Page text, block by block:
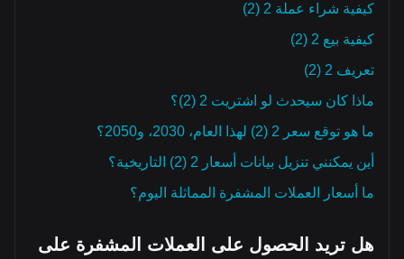
كيفية شراء عملة 2 (2)
كيفية بيع 2 (2)
تعريف 2 (2)
ماذا كان سيحدث لو اشتريت 2 (2)؟
ما هو توقع سعر 2 (2) لهذا العام، 2030، و2050؟
أين يمكنني تنزيل بيانات أسعار 2 (2) التاريخية؟
ما أسعار العملات المشفرة المماثلة اليوم؟
هل تريد الحصول على العملات المشفرة على